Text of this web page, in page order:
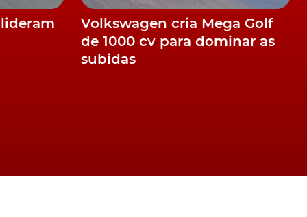
Volkswagen cria Mega Golf
de 1000 cv para dominar as
subidas